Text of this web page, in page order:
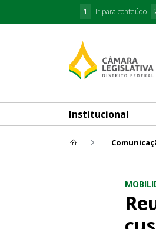
1 Ir para conteúdo
Institucional